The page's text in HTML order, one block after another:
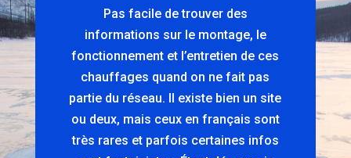
Pas facile de trouver des
informations sur le montage, le
fonctionnement et l’entretien de ces
chauffages quand on ne fait pas
partie du réseau. Il existe bien un site
ou deux, mais ceux en français sont
très rares et parfois certaines infos